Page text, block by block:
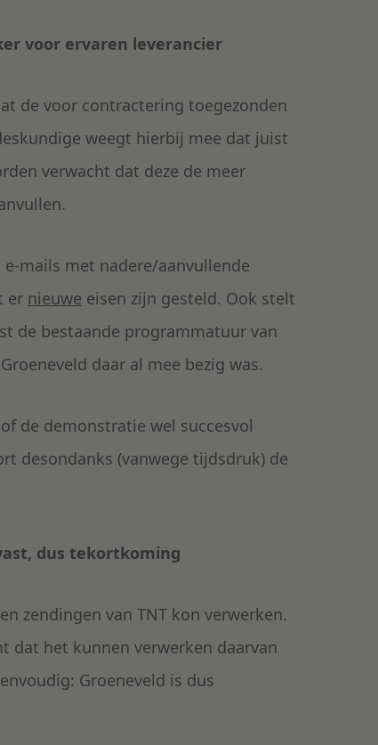
voor ervaren leverancier
de voor contractering toegezonden
weegt hierbij mee dat juist
verwacht dat deze de meer
mails met nadere/aanvullende
er nieuwe eisen zijn gesteld. Ook stelt
de bestaande programmatuur van
daar al mee bezig was.
de demonstratie wel succesvol
desondanks (vanwege tijdsdruk) de
dus tekortkoming
zendingen van TNT kon verwerken.
dat het kunnen verwerken daarvan
Groeneveld is dus